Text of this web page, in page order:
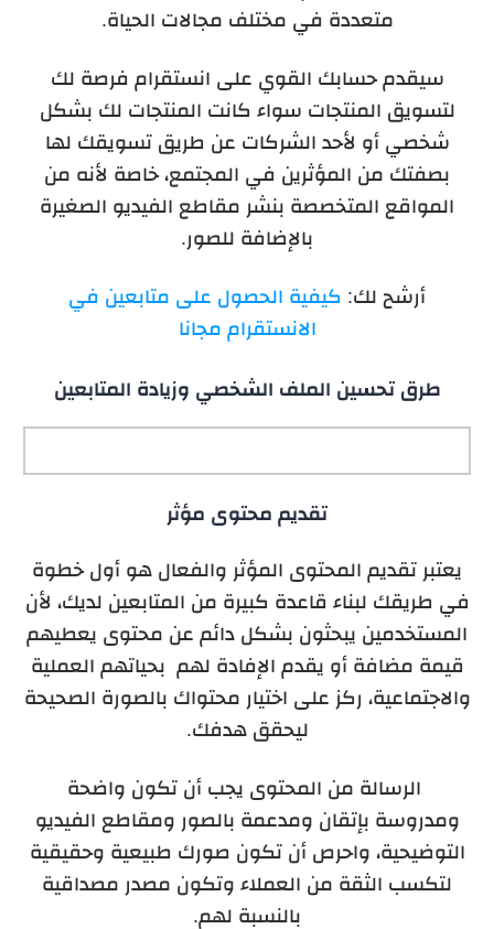
متعددة في مختلف مجالات الحياة.
سيقدم حسابك القوي على انستقرام فرصة لك
لتسويق المنتجات سواء كانت المنتجات لك بشكل
شخصي أو لأحد الشركات عن طريق تسويقك لها
بصفتك من المؤثرين في المجتمع، خاصة لأنه من
المواقع المتخصصة بنشر مقاطع الفيديو الصغيرة
بالإضافة للصور.
أرشح لك: كيفية الحصول على متابعين في
الانستقرام مجانا
طرق تحسين الملف الشخصي وزيادة المتابعين
تقديم محتوى مؤثر
يعتبر تقديم المحتوى المؤثر والفعال هو أول خطوة
في طريقك لبناء قاعدة كبيرة من المتابعين لديك، لأن
المستخدمين يبحثون بشكل دائم عن محتوى يعطيهم
قيمة مضافة أو يقدم الإفادة لهم بحياتهم العملية
والاجتماعية، ركز على اختيار محتواك بالصورة الصحيحة
ليحقق هدفك.
الرسالة من المحتوى يجب أن تكون واضحة
ومدروسة بإتقان ومدعمة بالصور ومقاطع الفيديو
التوضيحية، واحرص أن تكون صورك طبيعية وحقيقية
لتكسب الثقة من العملاء وتكون مصدر مصداقية
بالنسبة لهم.